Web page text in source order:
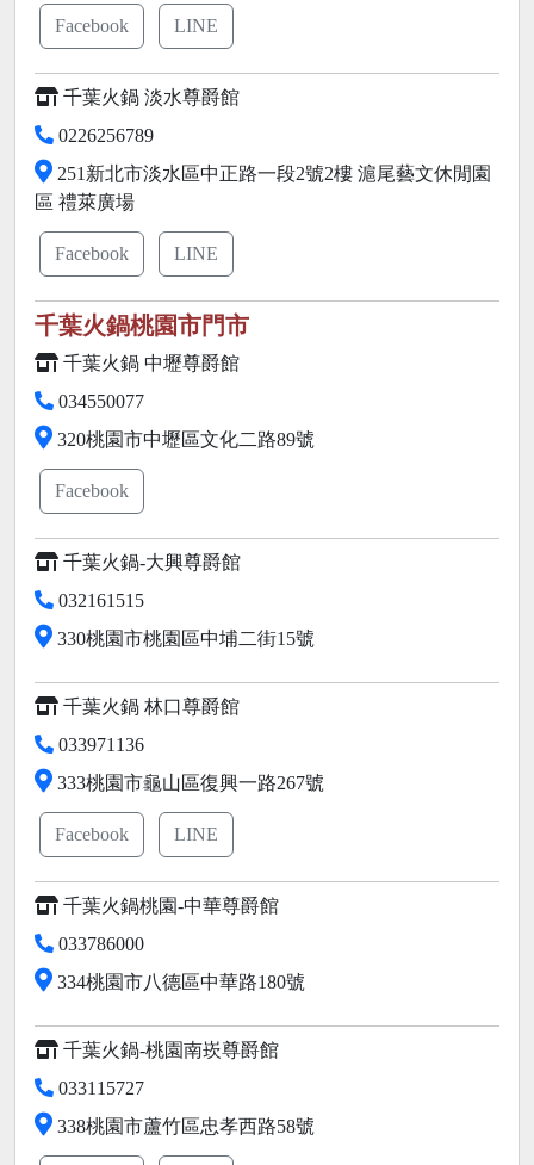
Facebook LINE
千葉火鍋 淡水尊爵館
0226256789
251新北市淡水區中正路一段2號2樓 滬尾藝文休閒園
區 禮萊廣場
Facebook LINE
千葉火鍋桃園市門市
千葉火鍋 中壢尊爵館
034550077
320桃園市中壢區文化二路89號
Facebook
千葉火鍋-大興尊爵館
032161515
330桃園市桃園區中埔二街15號
千葉火鍋 林口尊爵館
033971136
333桃園市龜山區復興一路267號
Facebook LINE
千葉火鍋桃園-中華尊爵館
033786000
334桃園市八德區中華路180號
千葉火鍋-桃園南崁尊爵館
033115727
338桃園市蘆竹區忠孝西路58號